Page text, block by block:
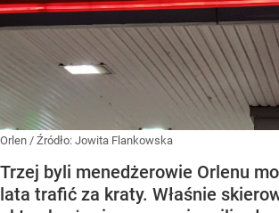
Orlen / Źródło: Jowita Flankowska
Trzej byli menedżerowie Orlenu
lata trafić za kraty. Właśnie